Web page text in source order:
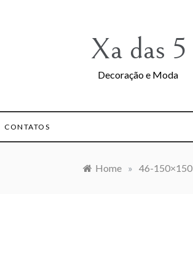
Xa das 5
Decoração e Moda
CONTATOS
Home » 46-150×150